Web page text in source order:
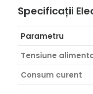
Specificații
Parametru
Tensiune
Consum curent